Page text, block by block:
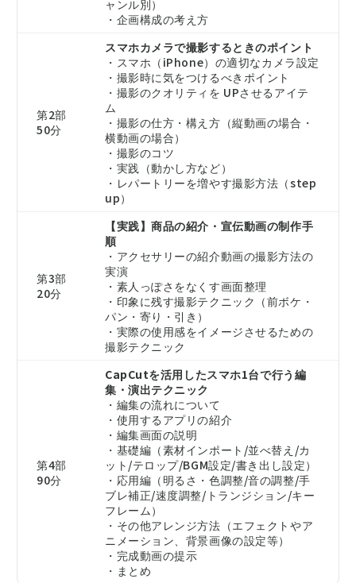
ャンル別）
・企画構成の考え方
第2部
50分
スマホカメラで撮影するときのポイント
・スマホ（iPhone）の適切なカメラ設定
・撮影時に気をつけるべきポイント
・撮影のクオリティを UPさせるアイテ
ム
・撮影の仕方・構え方（縦動画の場合・
横動画の場合）
・撮影のコツ
・実践（動かし方など）
・レパートリーを増やす撮影方法（step
up）
第3部
20分
【実践】商品の紹介・宣伝動画の制作手
順
・アクセサリーの紹介動画の撮影方法の
実演
・素人っぽさをなくす画面整理
・印象に残す撮影テクニック（前ボケ・
パン・寄り・引き）
・実際の使用感をイメージさせるための
撮影テクニック
第4部
90分
CapCutを活用したスマホ1台で行う編
集・演出テクニック
・編集の流れについて
・使用するアプリの紹介
・編集画面の説明
・基礎編（素材インポート/並べ替え/カ
ット/テロップ/BGM設定/書き出し設定）
・応用編（明るさ・色調整/音の調整/手
ブレ補正/速度調整/トランジション/キー
フレーム）
・その他アレンジ方法（エフェクトやア
ニメーション、背景画像の設定等）
・完成動画の提示
・まとめ